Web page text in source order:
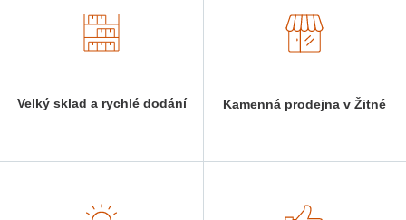
Velký sklad a rychlé dodání Kamenná prodejna v Žitné